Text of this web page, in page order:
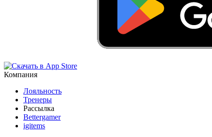
Компания
Лояльность
Тренеры
Рассылка
Bettergamer
igitems